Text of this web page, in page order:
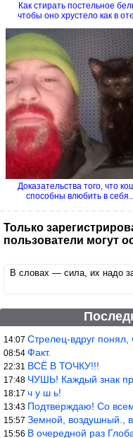
Как стирать постельное
чтобы оно хрустело как в
Доказательства того, что
способны влюбить в
Только
пользователи могут
В словах — сила, их надо
14:07 Стрелец-вдруг понял,
08:54 Факт.
22:31 ВСЁ В ТОЧКУ!!!
17:48 ЧУШЬ! Каждый знак
18:17 ч у ш ь!
13:43 Подтверждаю! Со
15:57 Земной, воздушный.,
15:56 В очередной раз Глоба